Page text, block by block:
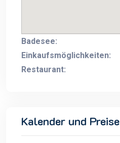
Badesee:
Einkaufsmöglichkeiten:
Restaurant:
Kalender und Preise